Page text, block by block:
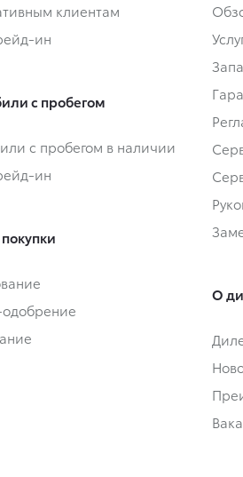
клиентам
ин
с пробегом
с пробегом в наличии
ин
О